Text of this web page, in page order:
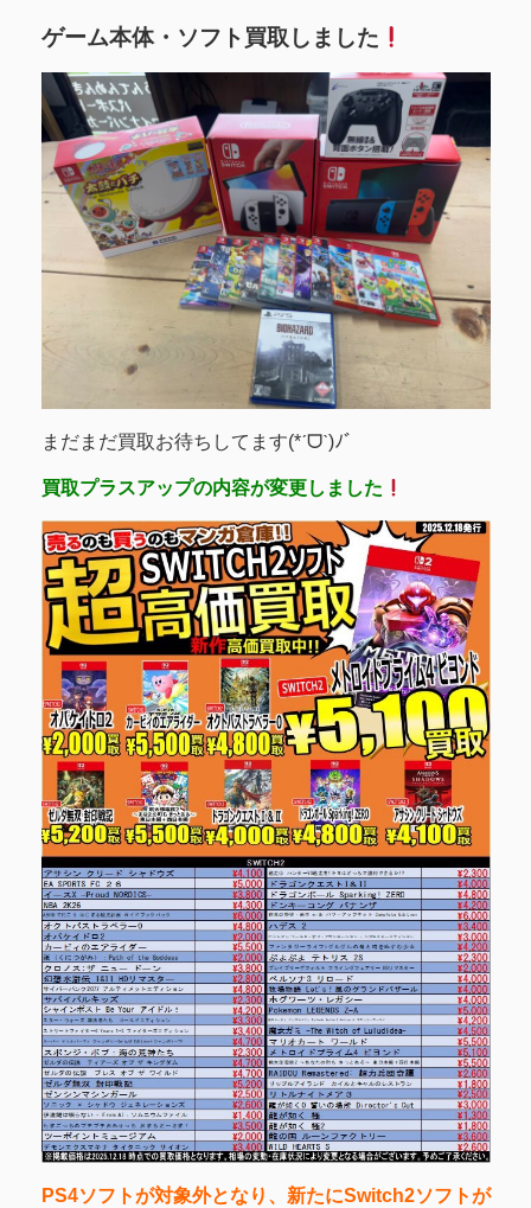
ゲーム本体・ソフト買取しました
まだまだ買取お待ちしてます(*ˊᗜˋ)ﾉﾞ
買取プラスアップの内容が変更しました
PS4ソフトが対象外となり、新たにSwitch2ソフトが